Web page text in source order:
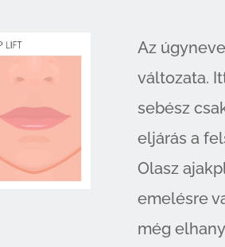
Az
változata.
sebész
eljárás a
Olasz
emelésre
még